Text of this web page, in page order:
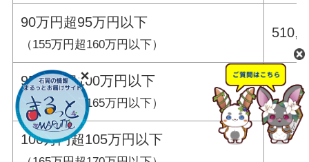
90万円超95万円以下
（155万円超160万円以下）
95万円超100万円以下
（160万円超165万円以下）
100万円超105万円以下